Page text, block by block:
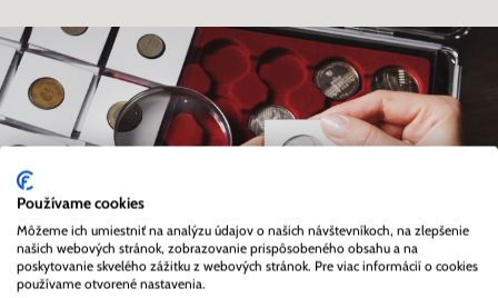
Používame cookies
Môžeme ich umiestniť na analýzu údajov o našich návštevníkoch, na zlepšenie
našich webových stránok, zobrazovanie prispôsobeného obsahu a na
poskytovanie skvelého zážitku z webových stránok. Pre viac informácií o cookies
používame otvorené nastavenia.